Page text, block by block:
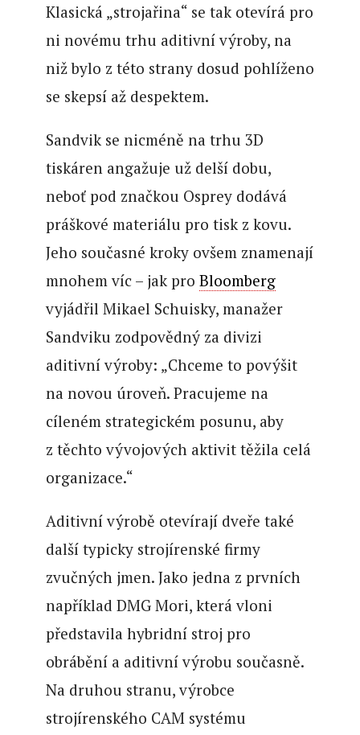
Klasická „strojařina“ se tak otevírá pro
ni novému trhu aditivní výroby, na
niž bylo z této strany dosud pohlíženo
se skepsí až despektem.
Sandvik se nicméně na trhu 3D
tiskáren angažuje už delší dobu,
neboť pod značkou Osprey dodává
práškové materiálu pro tisk z kovu.
Jeho současné kroky ovšem znamenají
mnohem víc – jak pro Bloomberg
vyjádřil Mikael Schuisky, manažer
Sandviku zodpovědný za divizi
aditivní výroby: „Chceme to povýšit
na novou úroveň. Pracujeme na
cíleném strategickém posunu, aby
z těchto vývojových aktivit těžila celá
organizace.“
Aditivní výrobě otevírají dveře také
další typicky strojírenské firmy
zvučných jmen. Jako jedna z prvních
například DMG Mori, která vloni
představila hybridní stroj pro
obrábění a aditivní výrobu současně.
Na druhou stranu, výrobce
strojírenského CAM systému